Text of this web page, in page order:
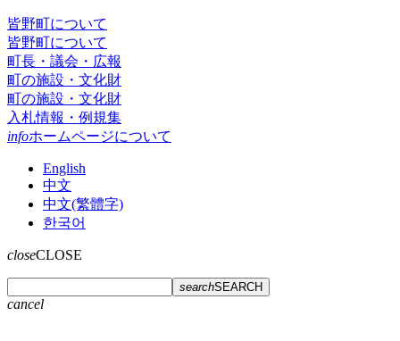
皆野町について
皆野町について
町長・議会・広報
町の施設・文化財
町の施設・文化財
入札情報・例規集
infoホームページについて
English
中文
中文(繁體字)
한국어
closeCLOSE
searchSEARCH
cancel